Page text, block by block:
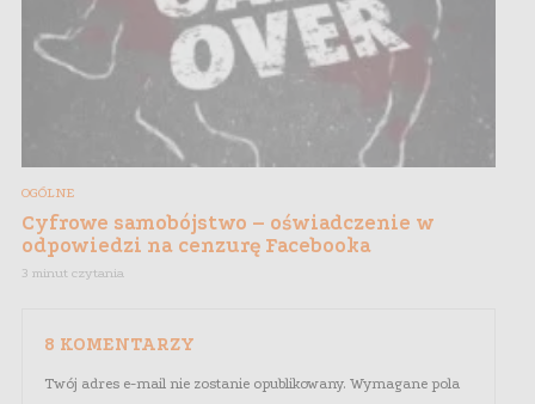
OGÓLNE
Cyfrowe samobójstwo – oświadczenie w
odpowiedzi na cenzurę Facebooka
3 minut czytania
8 KOMENTARZY
Twój adres e-mail nie zostanie opublikowany. Wymagane pola